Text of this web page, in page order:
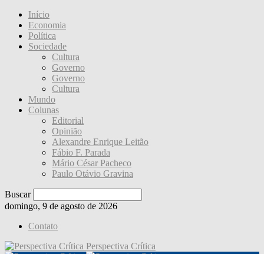
Início
Economia
Política
Sociedade
Cultura
Governo
Governo
Cultura
Mundo
Colunas
Editorial
Opinião
Alexandre Enrique Leitão
Fábio F. Parada
Mário César Pacheco
Paulo Otávio Gravina
Buscar
domingo, 9 de agosto de 2026
Contato
Perspectiva Crítica